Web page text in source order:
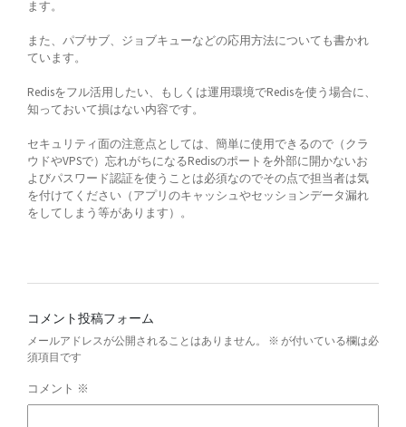
ます。
また、パブサブ、ジョブキューなどの応用方法についても書かれ
ています。
Redisをフル活用したい、もしくは運用環境でRedisを使う場合に、
知っておいて損はない内容です。
セキュリティ面の注意点としては、簡単に使用できるので（クラ
ウドやVPSで）忘れがちになるRedisのポートを外部に開かないお
よびパスワード認証を使うことは必須なのでその点で担当者は気
を付けてください（アプリのキャッシュやセッションデータ漏れ
をしてしまう等があります）。
コメント投稿フォーム
メールアドレスが公開されることはありません。 ※ が付いている欄は必
須項目です
コメント ※